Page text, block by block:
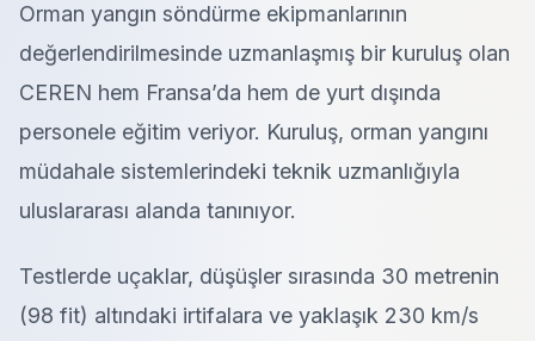
Orman yangın söndürme ekipmanlarının
değerlendirilmesinde uzmanlaşmış bir kuruluş olan
CEREN hem Fransa’da hem de yurt dışında
personele eğitim veriyor. Kuruluş, orman yangını
müdahale sistemlerindeki teknik uzmanlığıyla
uluslararası alanda tanınıyor.
Testlerde uçaklar, düşüşler sırasında 30 metrenin
(98 fit) altındaki irtifalara ve yaklaşık 230 km/s